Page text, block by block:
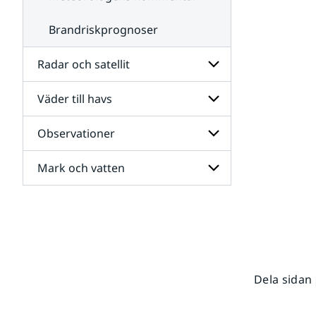
Brandriskprognoser
Radar och satellit
Undersidor
för
Radar
och
satellit
Väder till havs
Undersidor
för
Väder
till
havs
Observationer
Undersidor
för
Mark och vatten
Dela sidan